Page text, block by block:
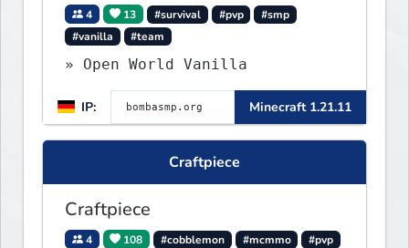
4 13 #survival #pvp
#smp
#vanilla
#team
» Open World Vanilla
IP: Minecraft 1.21.11
Craftpiece
Craftpiece
4 108 #cobblemon #mcmmo
#pvp